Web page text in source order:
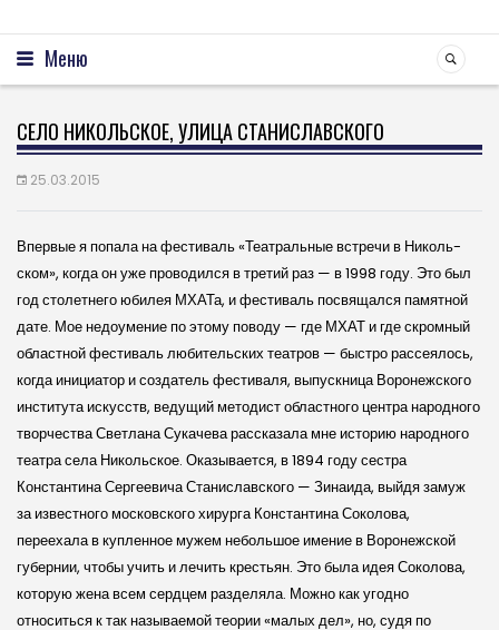
Меню
СЕЛО НИКОЛЬСКОЕ, УЛИЦА СТАНИСЛАВСКОГО
25.03.2015
Впервые я попала на фестиваль «Театральные встречи в Ни­коль­
ском», когда он уже проводился в третий раз — в 1998 го­ду. Это был
год столетнего юбилея МХАТа, и фестиваль посвящался памятной
дате. Мое недоумение по этому поводу — где МХАТ и где скромный
областной фестиваль любитель­ских театров — быстро рассеялось,
когда инициатор и создатель фестиваля, выпускница Воронеж­ского
института искусств, ведущий методист областного центра народного
творчества Светлана Сукачева рассказала мне историю народного
театра села Николь­ское. Оказывается, в 1894 году сестра
Константина Сергеевича Станислав­ского — Зинаида, выйдя замуж
за известного москов­ского хирурга Константина Соколова,
переехала в купленное мужем небольшое имение в Воронеж­ской
губернии, чтобы учить и лечить крестьян. Это была идея Соколова,
которую жена всем сердцем разделяла. Можно как угодно
относиться к так называемой теории «малых дел», но, судя по